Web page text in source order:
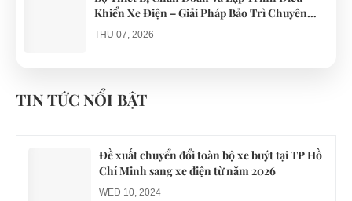
Khiển Xe Điện – Giải Pháp Bảo Trì Chuyên
Nghiệp
THU 07, 2026
gổ khi đón du khách ở Quy Nhơn
TIN TỨC NỔI BẬT
Đề xuất chuyển đổi toàn bộ xe buýt tại TP Hồ
Chí Minh sang xe điện từ năm 2026
WED 10, 2024